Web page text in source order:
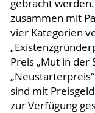
gebracht
zusammen mit
vier Kategorien
Preis „Mut in der
sind mit
zur Verfügung